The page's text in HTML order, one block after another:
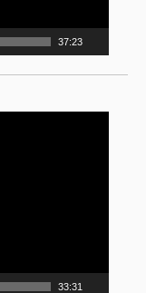
37:23
33:31